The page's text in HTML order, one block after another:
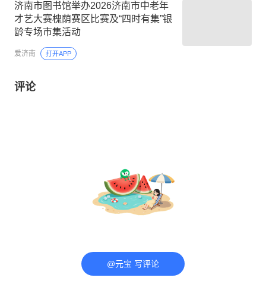
济南市图书馆举办2026济南市中老年
才艺大赛槐荫赛区比赛及“四时有集”银
龄专场市集活动
爱济南 打开APP
评论
@元宝 写评论